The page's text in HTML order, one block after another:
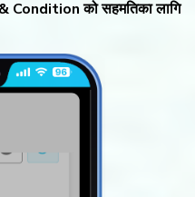
Condition को सहमतिका लागि